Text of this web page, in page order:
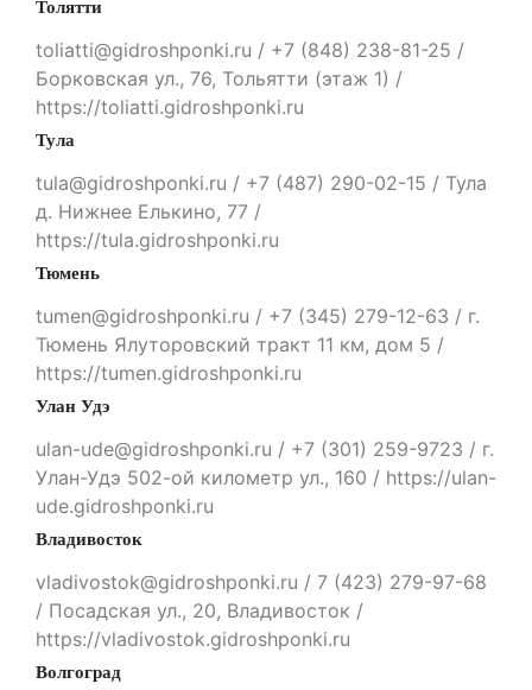
Толятти
toliatti@gidroshponki.ru / +7 (848) 238-81-25 /
Борковская ул., 76, Тольятти (этаж 1) /
https://toliatti.gidroshponki.ru
Тула
tula@gidroshponki.ru / +7 (487) 290-02-15 / Тула
д. Нижнее Елькино, 77 /
https://tula.gidroshponki.ru
Тюмень
tumen@gidroshponki.ru / +7 (345) 279-12-63 / г.
Тюмень Ялуторовский тракт 11 км, дом 5 /
https://tumen.gidroshponki.ru
Улан Удэ
ulan-ude@gidroshponki.ru / +7 (301) 259-9723 / г.
Улан-Удэ 502-ой километр ул., 160 / https://ulan-
ude.gidroshponki.ru
Владивосток
vladivostok@gidroshponki.ru / 7 (423) 279-97-68
/ Посадская ул., 20, Владивосток /
https://vladivostok.gidroshponki.ru
Волгоград